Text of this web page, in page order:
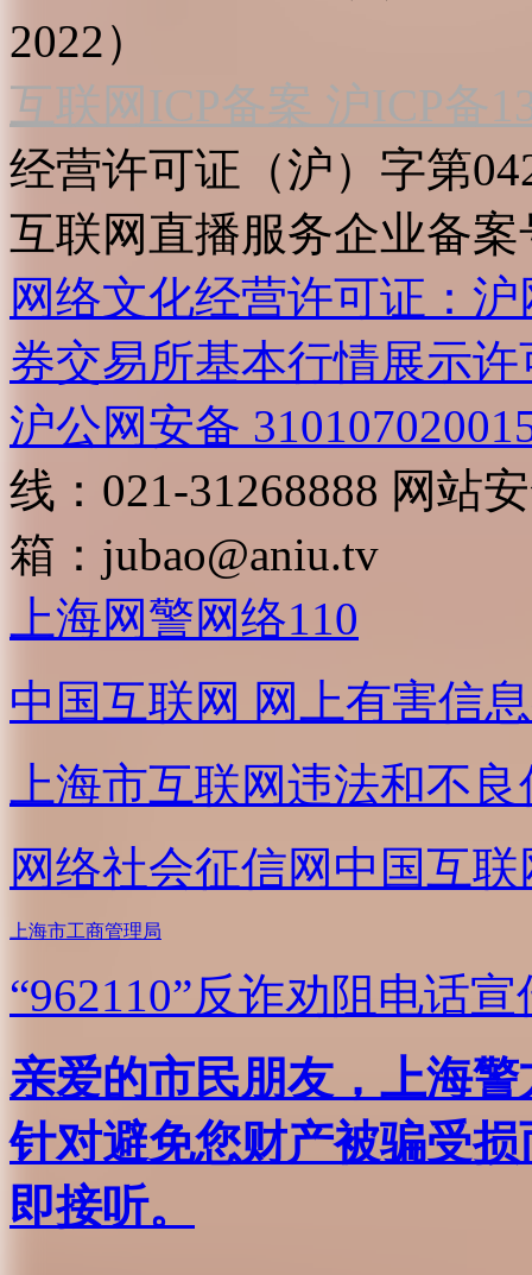
2022）
互联网ICP备案 沪ICP备
经营许可证（沪）字第
互联网直播服务企业备案
网络文化经营许可证：
券交易所基本行情展示许
沪公网安备
线：021-31268888 网站
箱： jubao@aniu.tv
上海网警网络110
中国互联网 网上有害信
上海市互联网违法和不
网络社会征信网 中国互
上海市工商管理局
“962110”反诈劝阻电话宣
亲爱的市民朋友，上海
针对避免您财产被骗受
即接听。